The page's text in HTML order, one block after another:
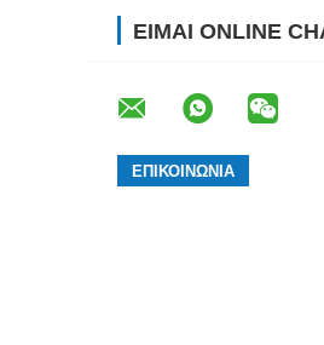
ΕΊΜΑΙ ONLINE